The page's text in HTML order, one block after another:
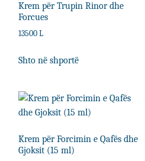
Krem për Trupin Rinor dhe
Forcues
13500 L
Shto në shportë
Krem për Forcimin e Qafës dhe
Gjoksit (15 ml)